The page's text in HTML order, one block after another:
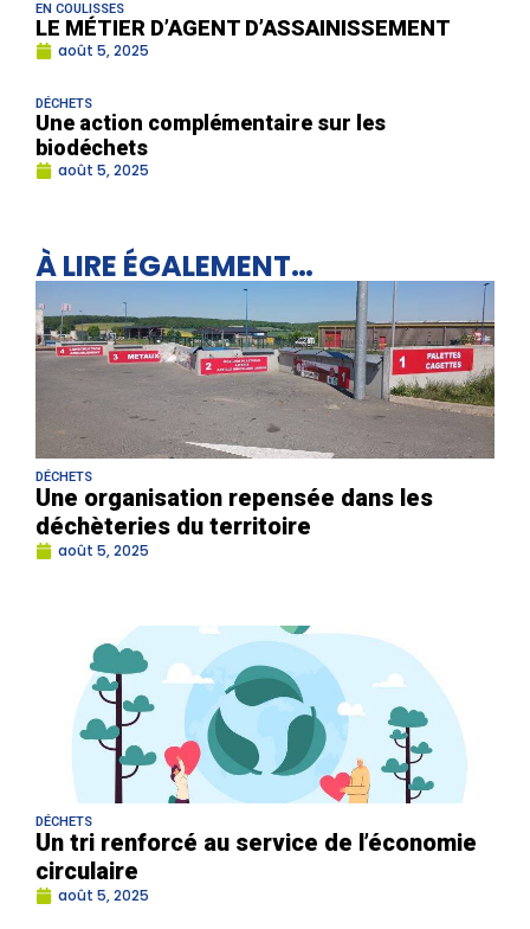
EN COULISSES
LE MÉTIER D’AGENT D’ASSAINISSEMENT
août 5, 2025
DÉCHETS
Une action complémentaire sur les
biodéchets
août 5, 2025
À LIRE ÉGALEMENT…
DÉCHETS
Une organisation repensée dans les
déchèteries du territoire
août 5, 2025
DÉCHETS
Un tri renforcé au service de l’économie
circulaire
août 5, 2025